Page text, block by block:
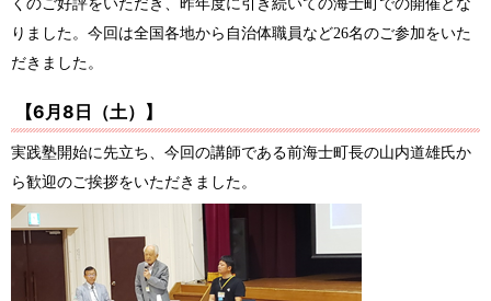
くのご好評をいただき、昨年度に引き続いての海士町での開催とな
りました。今回は全国各地から自治体職員など26名のご参加をいた
だきました。
【6月8日（土）】
実践塾開始に先立ち、今回の講師である前海士町長の山内道雄氏か
ら歓迎のご挨拶をいただきました。